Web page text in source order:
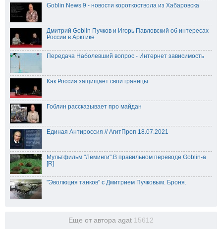
Goblin News 9 - новости короткоствола из Хабаровска
Дмитрий Goblin Пучков и Игорь Павловский об интересах
России в Арктике
Передача Наболевший вопрос - Интернет зависимость
Как Россия защищает свои границы
Гоблин рассказывает про майдан
Единая Антироссия // АгитПроп 18.07.2021
Мультфильм "Леминги".В правильном переводе Goblin-a
[R]
"Эволюция танков" с Дмитрием Пучковым. Броня.
Еще от автора agat 15612